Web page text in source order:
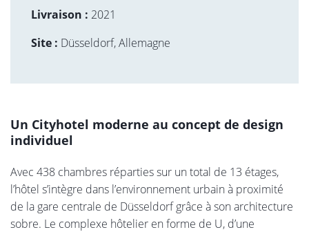
Livraison : 2021
Site : Düsseldorf, Allemagne
Un Cityhotel moderne au concept de design
individuel
Avec 438 chambres réparties sur un total de 13 étages,
l’hôtel s’intègre dans l’environnement urbain à proximité
de la gare centrale de Düsseldorf grâce à son architecture
sobre. Le complexe hôtelier en forme de U, d’une